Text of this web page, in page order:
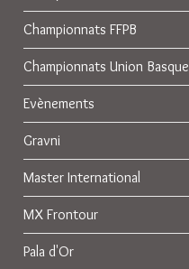
Championnats FFPB
Championnats Union Basque
Evènements
Gravni
Master International
MX Frontour
Pala d'Or